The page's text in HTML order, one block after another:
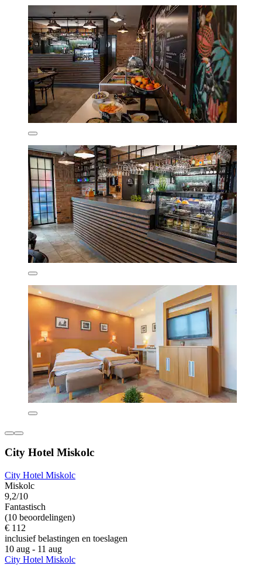
City Hotel Miskolc
City Hotel Miskolc
Miskolc
9,2/10
Fantastisch
(10 beoordelingen)
€ 112
inclusief belastingen en toeslagen
10 aug - 11 aug
City Hotel Miskolc